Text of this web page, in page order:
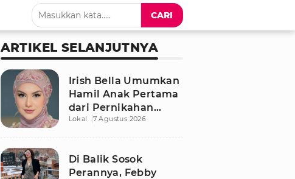
CARI
ARTIKEL SELANJUTNYA
Irish Bella Umumkan
Hamil Anak Pertama
dari Pernikahan
dengan Haldy Sabri
Lokal 7 Agustus 2026
Di Balik Sosok
Perannya, Febby